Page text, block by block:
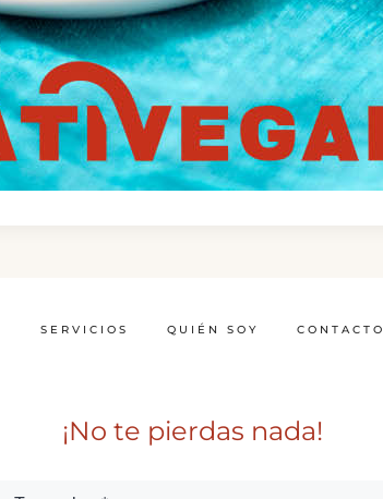
SERVICIOS QUIÉN SOY CONTACTO
¡No te pierdas nada!